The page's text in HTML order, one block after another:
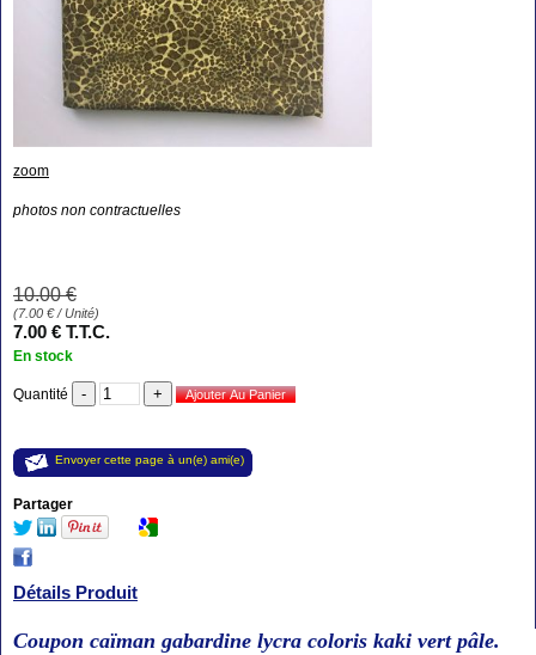
zoom
photos non contractuelles
10.00 €
(7.00 €/ Unité)
7.00 € T.T.C.
En stock
Quantité
Envoyer cette page à un(e) ami(e)
Partager
Détails Produit
Coupon caïman gabardine lycra coloris kaki vert pâle.